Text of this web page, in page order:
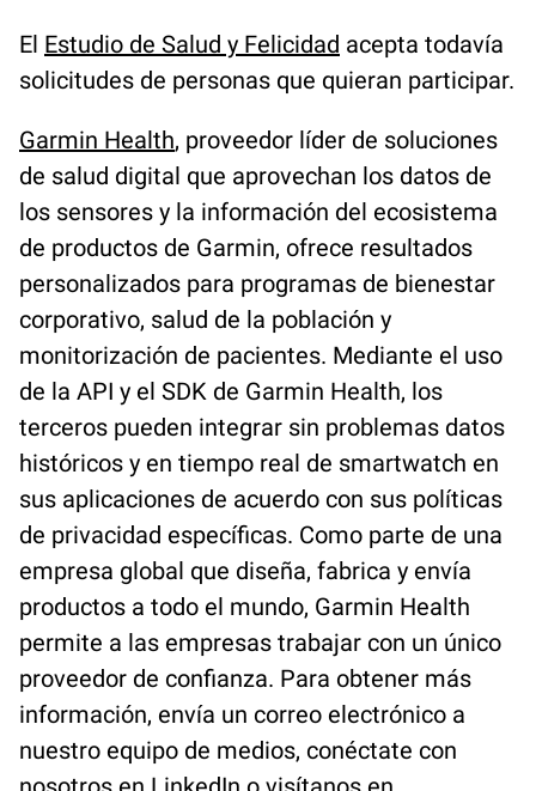
El Estudio de Salud y Felicidad acepta todavía
solicitudes de personas que quieran participar.
Garmin Health, proveedor líder de soluciones
de salud digital que aprovechan los datos de
los sensores y la información del ecosistema
de productos de Garmin, ofrece resultados
personalizados para programas de bienestar
corporativo, salud de la población y
monitorización de pacientes. Mediante el uso
de la API y el SDK de Garmin Health, los
terceros pueden integrar sin problemas datos
históricos y en tiempo real de smartwatch en
sus aplicaciones de acuerdo con sus políticas
de privacidad específicas. Como parte de una
empresa global que diseña, fabrica y envía
productos a todo el mundo, Garmin Health
permite a las empresas trabajar con un único
proveedor de confianza. Para obtener más
información, envía un correo electrónico a
nuestro equipo de medios, conéctate con